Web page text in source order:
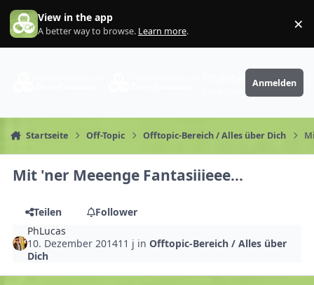
Zum Inhalt springen
View in the app
A better way to browse. Learn more. ×
PhantaFriends.de
Anmelden
Startseite Off-Topic Offtopic-Bereich / Alles über Dich
Mit 'ner Meeenge Fantasiiieee...
Teilen
Follower
PhLucas
10. Dezember 201411 j inOfftopic-Bereich / Alles über
Dich